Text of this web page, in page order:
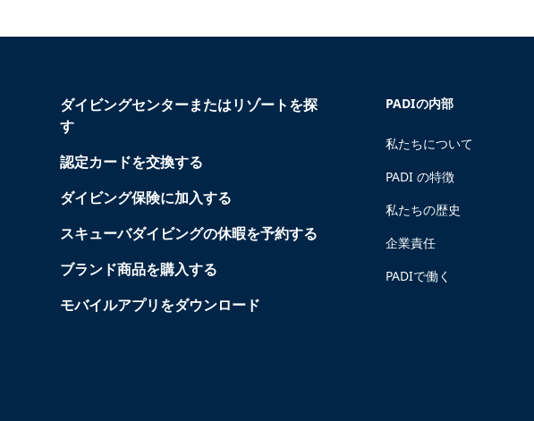
ダイビングセンターまたはリゾートを探
す
認定カードを交換する
ダイビング保険に加入する
スキューバダイビングの休暇を予約する
ブランド商品を購入する
モバイルアプリをダウンロード
PADIの内部
私たちについて
PADI の特徴
私たちの歴史
企業責任
PADIで働く